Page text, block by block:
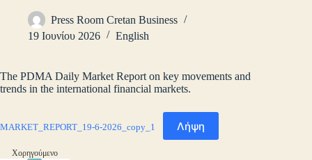
Press Room Cretan Business
19 Ιουνίου 2026
English
The PDMA Daily Market Report on key movements and
trends in the international financial markets.
MARKET_REPORT_19-6-2026_copy_1 Λήψη
Χορηγούμενο